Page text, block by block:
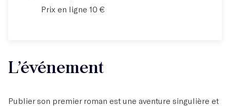
Prix en ligne 10 €
L’événement
Publier son premier roman est une aventure singulière et